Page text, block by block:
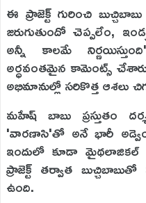
ఈ ప్రాజెక్ట్ గురించి
జరుగుతుందో చెప్పలేం,
అన్నీ కాలమే
అర్ధవంతమైన కామెంట్స్
అభిమానుల్లో సరికొత్త ఆశలు
మహేష్ బాబు ప్రస్తుతం
'వారణాసి'తో అనే భారీ
ఇందులో కూడా
ప్రాజెక్ట్ తర్వాత
ఉంది.